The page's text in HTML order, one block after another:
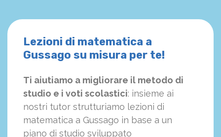
Lezioni di matematica a
Gussago su misura per te!
Ti aiutiamo a migliorare il metodo di
studio e i voti scolastici: insieme ai
nostri tutor strutturiamo lezioni di
matematica a Gussago in base a un
piano di studio sviluppato